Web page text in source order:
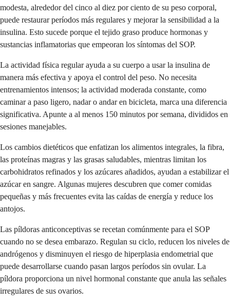
modesta, alrededor del cinco al diez por ciento de su peso corporal,
puede restaurar períodos más regulares y mejorar la sensibilidad a la
insulina. Esto sucede porque el tejido graso produce hormonas y
sustancias inflamatorias que empeoran los síntomas del SOP.
La actividad física regular ayuda a su cuerpo a usar la insulina de
manera más efectiva y apoya el control del peso. No necesita
entrenamientos intensos; la actividad moderada constante, como
caminar a paso ligero, nadar o andar en bicicleta, marca una diferencia
significativa. Apunte a al menos 150 minutos por semana, divididos en
sesiones manejables.
Los cambios dietéticos que enfatizan los alimentos integrales, la fibra,
las proteínas magras y las grasas saludables, mientras limitan los
carbohidratos refinados y los azúcares añadidos, ayudan a estabilizar el
azúcar en sangre. Algunas mujeres descubren que comer comidas
pequeñas y más frecuentes evita las caídas de energía y reduce los
antojos.
Las píldoras anticonceptivas se recetan comúnmente para el SOP
cuando no se desea embarazo. Regulan su ciclo, reducen los niveles de
andrógenos y disminuyen el riesgo de hiperplasia endometrial que
puede desarrollarse cuando pasan largos períodos sin ovular. La
píldora proporciona un nivel hormonal constante que anula las señales
irregulares de sus ovarios.